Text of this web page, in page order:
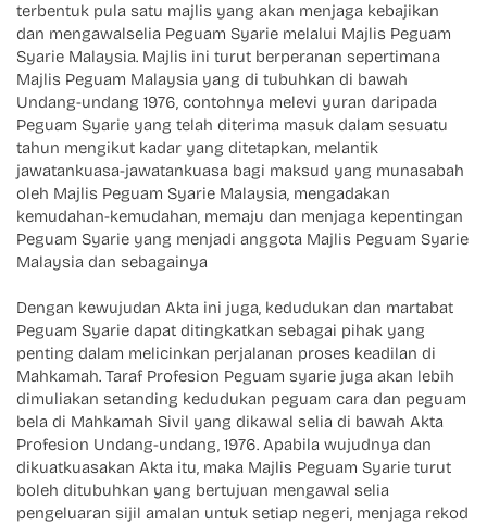
terbentuk pula satu majlis yang akan menjaga kebajikan
dan mengawalselia Peguam Syarie melalui Majlis Peguam
Syarie Malaysia. Majlis ini turut berperanan sepertimana
Majlis Peguam Malaysia yang di tubuhkan di bawah
Undang-undang 1976, contohnya melevi yuran daripada
Peguam Syarie yang telah diterima masuk dalam sesuatu
tahun mengikut kadar yang ditetapkan, melantik
jawatankuasa-jawatankuasa bagi maksud yang munasabah
oleh Majlis Peguam Syarie Malaysia, mengadakan
kemudahan-kemudahan, memaju dan menjaga kepentingan
Peguam Syarie yang menjadi anggota Majlis Peguam Syarie
Malaysia dan sebagainya
Dengan kewujudan Akta ini juga, kedudukan dan martabat
Peguam Syarie dapat ditingkatkan sebagai pihak yang
penting dalam melicinkan perjalanan proses keadilan di
Mahkamah. Taraf Profesion Peguam syarie juga akan lebih
dimuliakan setanding kedudukan peguam cara dan peguam
bela di Mahkamah Sivil yang dikawal selia di bawah Akta
Profesion Undang-undang, 1976. Apabila wujudnya dan
dikuatkuasakan Akta itu, maka Majlis Peguam Syarie turut
boleh ditubuhkan yang bertujuan mengawal selia
pengeluaran sijil amalan untuk setiap negeri, menjaga rekod